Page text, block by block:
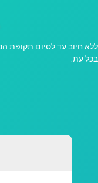
עת.